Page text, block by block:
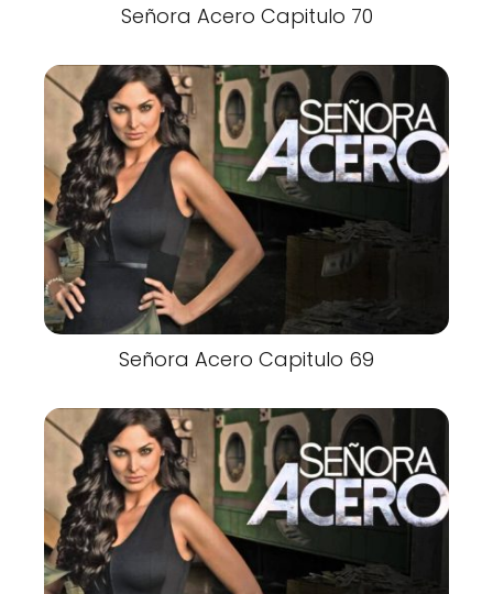
Señora Acero Capitulo 70
Señora Acero Capitulo 69